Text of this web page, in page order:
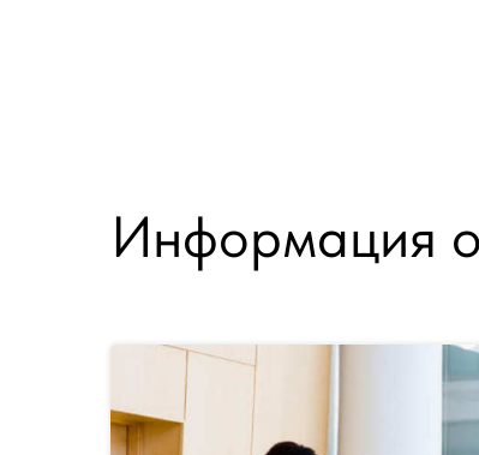
Информация